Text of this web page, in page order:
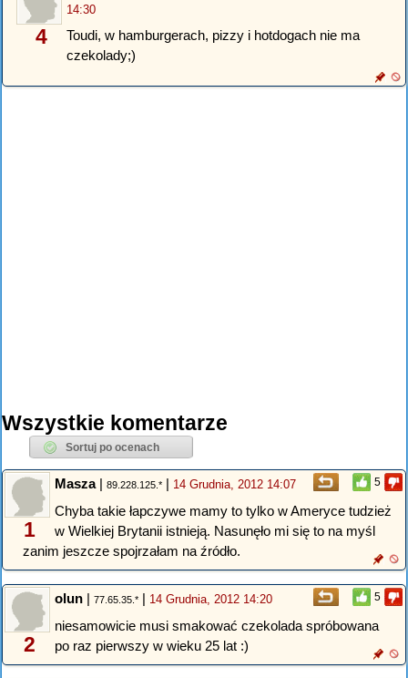
4
14:30
Toudi, w hamburgerach, pizzy i hotdogach nie ma
czekolady;)
Wszystkie komentarze
5
1
Masza| 89.228.125.* | 14 Grudnia, 2012 14:07
Chyba takie łapczywe mamy to tylko w Ameryce tudzież
w Wielkiej Brytanii istnieją. Nasunęło mi się to na myśl
zanim jeszcze spojrzałam na źródło.
5
2
olun | 77.65.35.* | 14 Grudnia, 2012 14:20
niesamowicie musi smakować czekolada spróbowana
po raz pierwszy w wieku 25 lat :)